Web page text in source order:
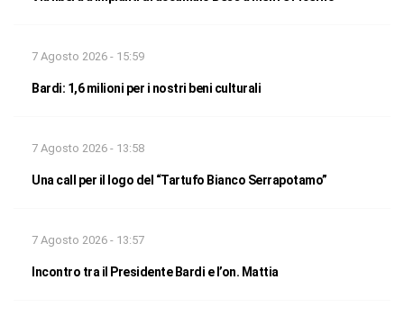
7 Agosto 2026 - 15:59
Bardi: 1,6 milioni per i nostri beni culturali
7 Agosto 2026 - 13:58
Una call per il logo del “Tartufo Bianco Serrapotamo”
7 Agosto 2026 - 13:57
Incontro tra il Presidente Bardi e l’on. Mattia